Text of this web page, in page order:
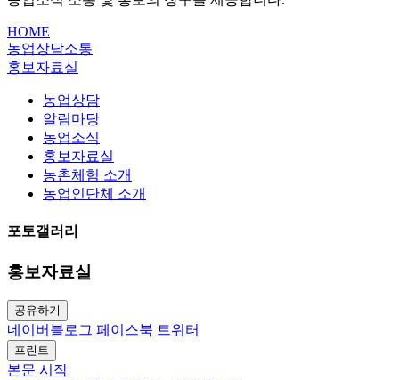
HOME
농업상담소통
홍보자료실
농업상담
알림마당
농업소식
홍보자료실
농촌체험 소개
농업인단체 소개
포토갤러리
홍보자료실
공유하기
네이버블로그 페이스북 트위터
프린트
본문 시작